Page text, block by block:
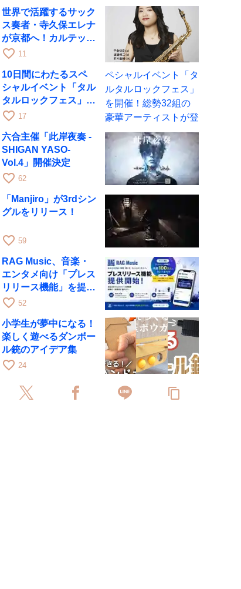
世界で活躍するサック
ス奏者・寺久保エレナ
が京都へ！カルテッ
ト・ツアー京都公演を
favorite_border 11
10日間にわたるスペ
シャルイベント「タル
タルロックフェス」を
開催！総勢32組の豪
favorite_border 17
六合主催「此岸夜奏 -
SHIGAN YASO-
Vol.4」開催決定
favorite_border 62
「Manjiro」が3rdシン
グルをリリース！
favorite_border 59
RAG Music、音楽・
エンタメ向け「プレス
リリース機能」を提供
開始
favorite_border 52
小学生が夢中になる！
楽しく遊べるダンボー
ル銃のアイデア集
favorite_border 24
content_copy